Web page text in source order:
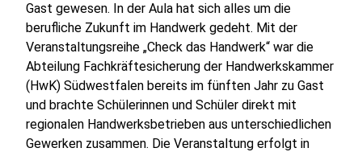
Gast gewesen. In der Aula hat sich alles um die
berufliche Zukunft im Handwerk gedeht. Mit der
Veranstaltungsreihe „Check das Handwerk“ war die
Abteilung Fachkräftesicherung der Handwerkskammer
(HwK) Südwestfalen bereits im fünften Jahr zu Gast
und brachte Schülerinnen und Schüler direkt mit
regionalen Handwerksbetrieben aus unterschiedlichen
Gewerken zusammen. Die Veranstaltung erfolgt in